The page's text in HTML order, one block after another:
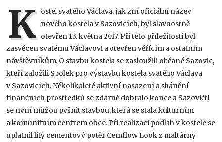
K ostel svatého Václava, jak zní oficiální název
nového kostela v Sazovicích, byl slavnostně
otevřen 13. května 2017. Při této příležitosti byl
zasvěcen svatému Václavovi a otevřen věřícím a ostatním
návštěvníkům. O stavbu kostela se zasloužili občané Sazovic,
kteří založili Spolek pro výstavbu kostela svatého Václava
v Sazovicích. Několikaleté aktivní nasazení a shánění
finančních prostředků se zdárně dobralo konce a Sazovičtí
se nyní můžou pyšnit stavbou, která se stala kulturním
a komunitním centrem obce. Při realizaci podlah v kostele se
uplatnil litý cementový potěr Cemflow Look z maltárny